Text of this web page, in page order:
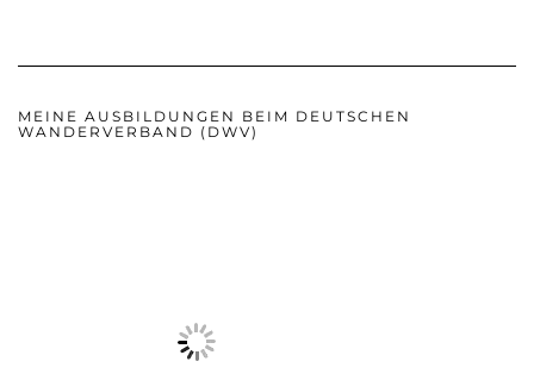
MEINE AUSBILDUNGEN BEIM DEUTSCHEN
WANDERVERBAND (DWV)